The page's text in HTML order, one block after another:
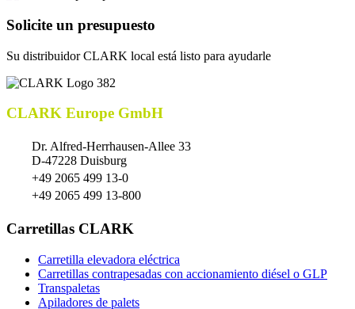
Solicite un presupuesto
Su distribuidor CLARK local está listo para ayudarle
CLARK Europe GmbH
Dr. Alfred-Herrhausen-Allee 33
D-47228 Duisburg
+49 2065 499 13-0
+49 2065 499 13-800
Carretillas CLARK
Carretilla elevadora eléctrica
Carretillas contrapesadas con accionamiento diésel o GLP
Transpaletas
Apiladores de palets